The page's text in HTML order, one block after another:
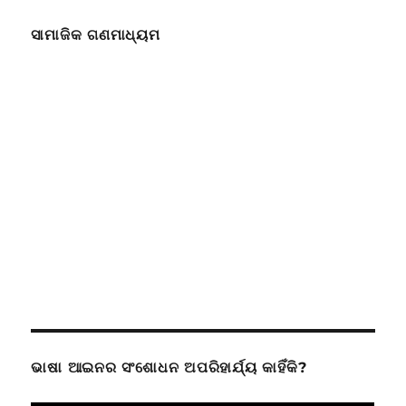
ସାମାଜିକ ଗଣମାଧ୍ୟମ
ଭାଷା ଆଇନର ସଂଶୋଧନ ଅପରିହାର୍ଯ୍ୟ କାହିଁକି?